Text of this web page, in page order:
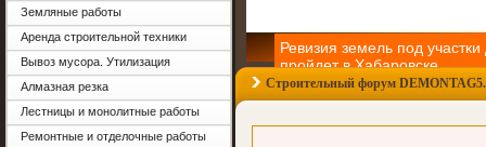
Земляные работы
Аренда строительной техники
Вывоз мусора. Утилизация
Алмазная резка
Лестницы и монолитные работы
Ремонтные и отделочные работы
Ревизия земель под
пройдет в Хабаровске
Власти
участков,
Строительный форум